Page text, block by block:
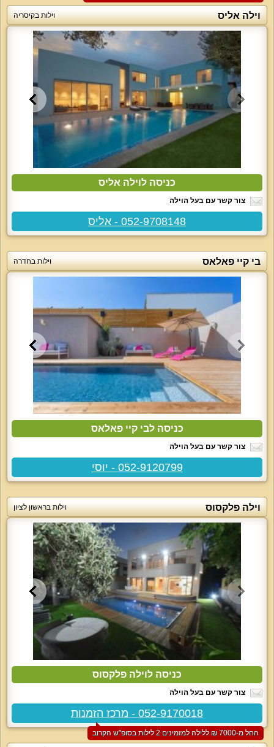
וילה אליס וילות בקיסריה
כניסה לוילה אליס
צור קשר עם בעל הוילה
052-9708148 - אליס
בי קיי פאלאס וילות בחדרה
כניסה לבי קיי פאלאס
צור קשר עם בעל הוילה
052-9120799 - יוסי
וילה פלקסוס וילות בראשון לציון
כניסה לוילה פלקסוס
צור קשר עם בעל הוילה
052-9170018 - מרכז הזמנות
החל מ-‏7000 ₪ ללילה למזמינים 2 לילות בסופ"ש הקרוב